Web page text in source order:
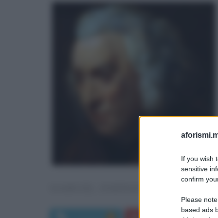
If you wish
sensitive
confirm
Please
based ads